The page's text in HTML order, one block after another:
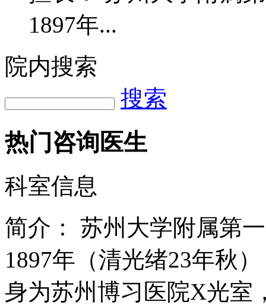
1897年...
院内搜索
搜索
热门咨询医生
科室信息
简介：
苏州大学附属第
1897年（清光绪23年秋
身为苏州博习医院X光室